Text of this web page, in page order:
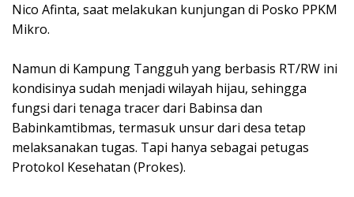
Nico Afinta, saat melakukan kunjungan di Posko PPKM
Mikro.
Namun di Kampung Tangguh yang berbasis RT/RW ini
kondisinya sudah menjadi wilayah hijau, sehingga
fungsi dari tenaga tracer dari Babinsa dan
Babinkamtibmas, termasuk unsur dari desa tetap
melaksanakan tugas. Tapi hanya sebagai petugas
Protokol Kesehatan (Prokes).